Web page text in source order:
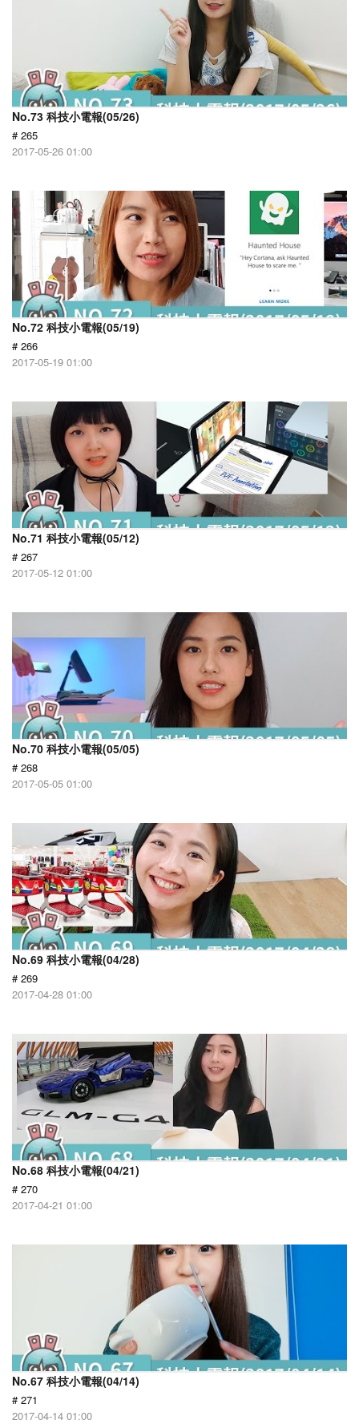
No.73 科技小電報(05/26)
# 265
2017-05-26 01:00
No.72 科技小電報(05/19)
# 266
2017-05-19 01:00
No.71 科技小電報(05/12)
# 267
2017-05-12 01:00
No.70 科技小電報(05/05)
# 268
2017-05-05 01:00
No.69 科技小電報(04/28)
# 269
2017-04-28 01:00
No.68 科技小電報(04/21)
# 270
2017-04-21 01:00
No.67 科技小電報(04/14)
# 271
2017-04-14 01:00